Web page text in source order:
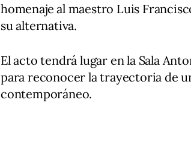
homenaje al maestro Luis
su alternativa.
El acto tendrá lugar en la Sala
para reconocer la trayectoria de
contemporáneo.